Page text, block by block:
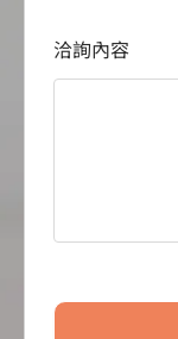
洽詢內容